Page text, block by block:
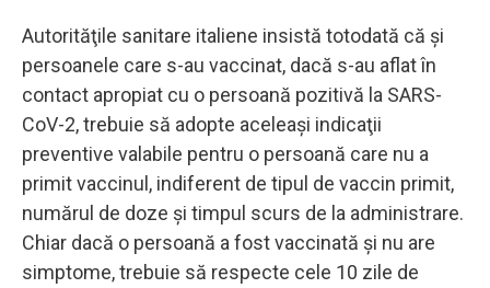
Autorităţile sanitare italiene insistă totodată că şi
persoanele care s-au vaccinat, dacă s-au aflat în
contact apropiat cu o persoană pozitivă la SARS-
CoV-2, trebuie să adopte aceleaşi indicaţii
preventive valabile pentru o persoană care nu a
primit vaccinul, indiferent de tipul de vaccin primit,
numărul de doze şi timpul scurs de la administrare.
Chiar dacă o persoană a fost vaccinată şi nu are
simptome, trebuie să respecte cele 10 zile de